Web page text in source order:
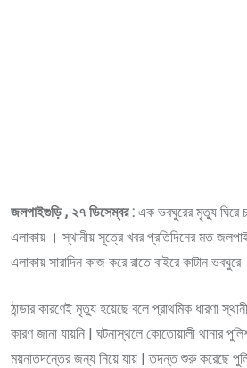
জলপাইগুড়ি , ২৭ ডিসেম্বর : এক ভবঘুরের মৃত্যু ঘিরে
এলাকায় । স্থানীয় সূত্রে খবর প্রতিদিনের মত
এলাকায় সারাদিন কাজ করে রাতে বাইরে কাটান ভবঘুরে
ঠান্ডার কারণেই মৃত্যু হয়েছে বলে প্রাথমিক ধারণা
কারণ জানা যায়নি | ঘটনাস্থলে কোতোয়ালী থানার
ময়নাতদন্তের জন্য নিয়ে যায় | তদন্ত শুরু করেছে